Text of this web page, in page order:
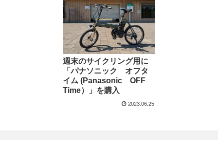
週末のサイクリング用に
「パナソニック オフタ
イム (Panasonic OFF
Time）」を購入
2023.06.25